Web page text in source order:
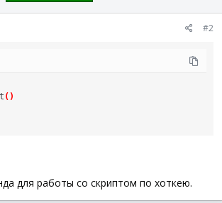
#2
( )
для работы со скриптом по хоткею.